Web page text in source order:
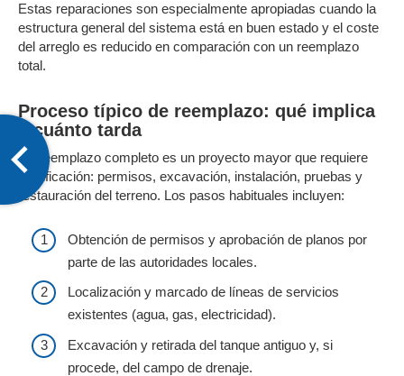
Estas reparaciones son especialmente apropiadas cuando la
estructura general del sistema está en buen estado y el coste
del arreglo es reducido en comparación con un reemplazo
total.
Proceso típico de reemplazo: qué implica
y cuánto tarda
Un reemplazo completo es un proyecto mayor que requiere
planificación: permisos, excavación, instalación, pruebas y
restauración del terreno. Los pasos habituales incluyen:
Obtención de permisos y aprobación de planos por
parte de las autoridades locales.
Localización y marcado de líneas de servicios
existentes (agua, gas, electricidad).
Excavación y retirada del tanque antiguo y, si
procede, del campo de drenaje.